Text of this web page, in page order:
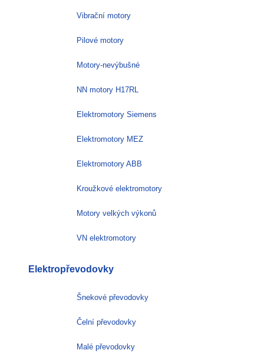
Vibrační motory
Pilové motory
Motory-nevýbušné
NN motory H17RL
Elektromotory Siemens
Elektromotory MEZ
Elektromotory ABB
Kroužkové elektromotory
Motory velkých výkonů
VN elektromotory
Elektropřevodovky
Šnekové převodovky
Čelní převodovky
Malé převodovky